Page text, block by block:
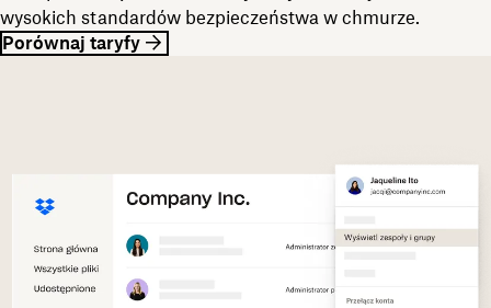
wysokich standardów bezpieczeństwa w chmurze.
Porównaj taryfy